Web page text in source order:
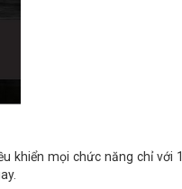
khiển mọi chức năng chỉ với 1